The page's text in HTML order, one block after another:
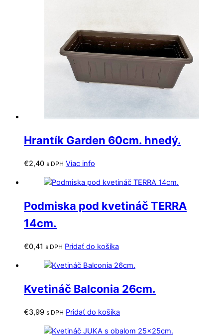
Hrantík Garden 60cm. hnedý.
€2,40 s DPH Viac info
Podmiska pod kvetináč TERRA
14cm.
€0,41 s DPH Pridať do košíka
Kvetináč Balconia 26cm.
€3,99 s DPH Pridať do košíka